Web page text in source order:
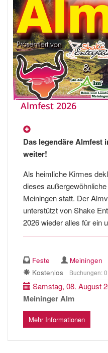
Almfest 2026
Das legendäre Almfest
weiter!
Als heimliche Kirmes
dieses
Meiningen statt. Der
unterstützt von Shake
2026 wieder alles für ein
Feste
Meiningen
Kostenlos
Buchungen:
Samstag, 08. August
Meininger Alm
Mehr Informationen